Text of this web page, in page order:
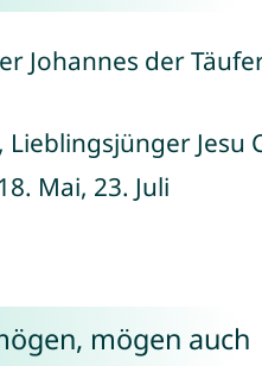
Johannes der
Lieblingsjünger Jesu
Mai, 23. Juli
mögen auch